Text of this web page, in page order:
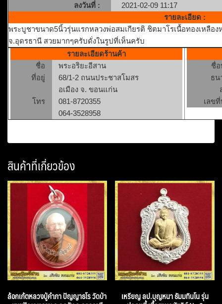
ลงวันที่ :
2021-02-09 11:17
รายละเอียด :
พระบูชาขนาด5นิ้วรุ่นแรกหลวงพ่อสมเกียรติ ชิตมาโรเนื้อทองเหลือ
จ.อุดรธานี สวยมากๆครับดั่งในรูปที่เห็นครับ
รายละเอียดร้านค้า
ชื่อ
พระอริยะอีสาน
ที่อยู่
68/1-2 ถนนประชาสโมสร
อเมือง จ. ขอนแก่น
โทร
081-8720355
064-3528958
ชื่
ธน
เลข
สินค้าที่เกี่ยวข้อง
ล้อกเก้ตหลวงปู่คำภา ปัญญาธโร วัดป่า เหรียญ ลป.บุญหนา ธัมมทินโน รุ่น